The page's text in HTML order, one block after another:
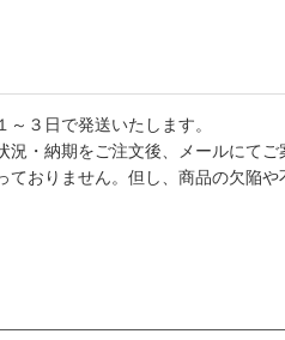
３日で発送いたします。
況・納期をご注文後、メールにてご
ておりません。但し、商品の欠陥